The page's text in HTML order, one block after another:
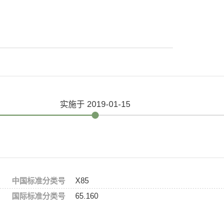
实施于 2019-01-15
中国标准分类号
X85
国际标准分类号
65.160